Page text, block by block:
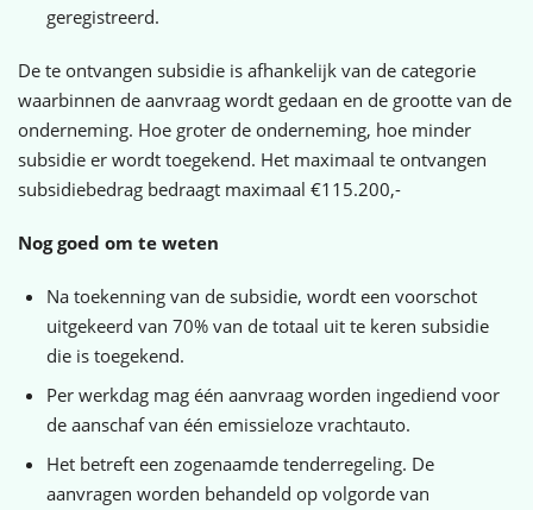
geregistreerd.
De te ontvangen subsidie is afhankelijk van de categorie
waarbinnen de aanvraag wordt gedaan en de grootte van de
onderneming. Hoe groter de onderneming, hoe minder
subsidie er wordt toegekend. Het maximaal te ontvangen
subsidiebedrag bedraagt maximaal €115.200,-
Nog goed om te weten
Na toekenning van de subsidie, wordt een voorschot
uitgekeerd van 70% van de totaal uit te keren subsidie
die is toegekend.
Per werkdag mag één aanvraag worden ingediend voor
de aanschaf van één emissieloze vrachtauto.
Het betreft een zogenaamde tenderregeling. De
aanvragen worden behandeld op volgorde van